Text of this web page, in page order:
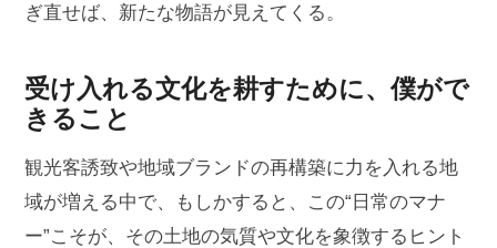
ぎ直せば、新たな物語が見えてくる。
受け入れる文化を耕すために、僕がで
きること
観光客誘致や地域ブランドの再構築に力を入れる地
域が増える中で、もしかすると、この“日常のマナ
ー”こそが、その土地の気質や文化を象徴するヒント